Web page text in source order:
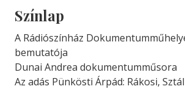
Színlap
A Rádiószínház
bemutatója
Dunai Andrea dokumentumműsora
Az adás Pünkösti Árpád: Rákosi,